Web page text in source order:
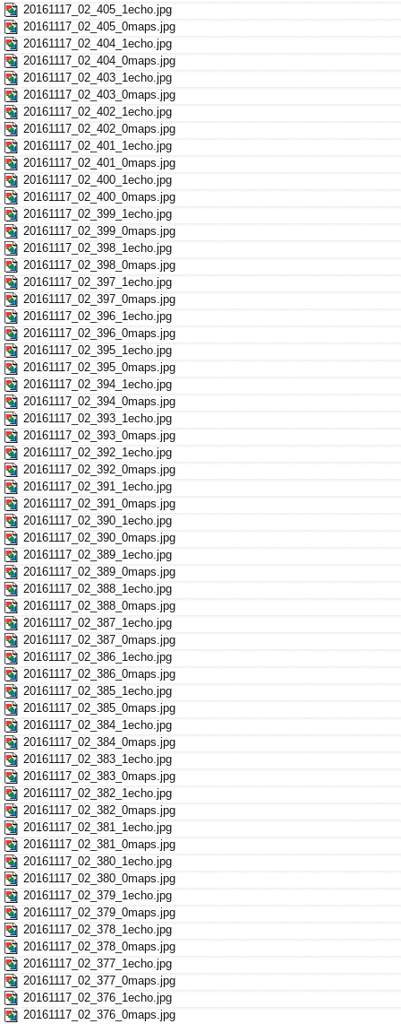
20161117_02_405_1echo.jpg
20161117_02_405_0maps.jpg
20161117_02_404_1echo.jpg
20161117_02_404_0maps.jpg
20161117_02_403_1echo.jpg
20161117_02_403_0maps.jpg
20161117_02_402_1echo.jpg
20161117_02_402_0maps.jpg
20161117_02_401_1echo.jpg
20161117_02_401_0maps.jpg
20161117_02_400_1echo.jpg
20161117_02_400_0maps.jpg
20161117_02_399_1echo.jpg
20161117_02_399_0maps.jpg
20161117_02_398_1echo.jpg
20161117_02_398_0maps.jpg
20161117_02_397_1echo.jpg
20161117_02_397_0maps.jpg
20161117_02_396_1echo.jpg
20161117_02_396_0maps.jpg
20161117_02_395_1echo.jpg
20161117_02_395_0maps.jpg
20161117_02_394_1echo.jpg
20161117_02_394_0maps.jpg
20161117_02_393_1echo.jpg
20161117_02_393_0maps.jpg
20161117_02_392_1echo.jpg
20161117_02_392_0maps.jpg
20161117_02_391_1echo.jpg
20161117_02_391_0maps.jpg
20161117_02_390_1echo.jpg
20161117_02_390_0maps.jpg
20161117_02_389_1echo.jpg
20161117_02_389_0maps.jpg
20161117_02_388_1echo.jpg
20161117_02_388_0maps.jpg
20161117_02_387_1echo.jpg
20161117_02_387_0maps.jpg
20161117_02_386_1echo.jpg
20161117_02_386_0maps.jpg
20161117_02_385_1echo.jpg
20161117_02_385_0maps.jpg
20161117_02_384_1echo.jpg
20161117_02_384_0maps.jpg
20161117_02_383_1echo.jpg
20161117_02_383_0maps.jpg
20161117_02_382_1echo.jpg
20161117_02_382_0maps.jpg
20161117_02_381_1echo.jpg
20161117_02_381_0maps.jpg
20161117_02_380_1echo.jpg
20161117_02_380_0maps.jpg
20161117_02_379_1echo.jpg
20161117_02_379_0maps.jpg
20161117_02_378_1echo.jpg
20161117_02_378_0maps.jpg
20161117_02_377_1echo.jpg
20161117_02_377_0maps.jpg
20161117_02_376_1echo.jpg
20161117_02_376_0maps.jpg